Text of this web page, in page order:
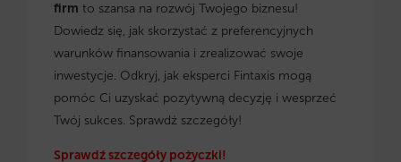
firm to szansa na rozwój Twojego biznesu!
Dowiedz się, jak skorzystać z preferencyjnych
warunków finansowania i zrealizować swoje
inwestycje. Odkryj, jak eksperci Fintaxis mogą
pomóc Ci uzyskać pozytywną decyzję i wesprzeć
Twój sukces. Sprawdź szczegóły!
Sprawdź szczegóły pożyczki!